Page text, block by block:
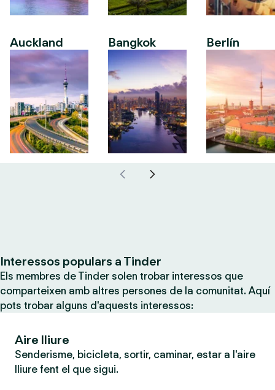
Auckland Bangkok Berlín
Interessos populars a Tinder
Els membres de Tinder solen trobar interessos que
comparteixen amb altres persones de la comunitat. Aquí
pots trobar alguns d'aquests interessos:
Aire lliure
Senderisme, bicicleta, sortir, caminar, estar a l'aire
lliure fent el que sigui.